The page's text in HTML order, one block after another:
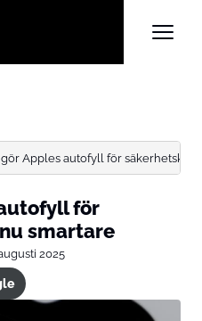
gör Apples autofyll för
för
smartare
2025